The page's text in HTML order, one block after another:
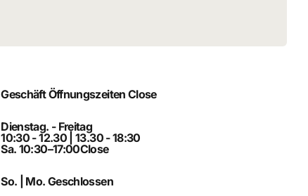
Geschäft Öffnungszeiten Close
Dienstag. - Freitag
10:30 - 12.30 | 13.30 - 18:30
Sa. 10:30–17:00Close
So. | Mo. Geschlossen